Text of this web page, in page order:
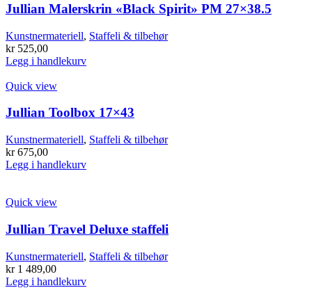
Jullian Malerskrin «Black Spirit» PM 27×38.5
Kunstnermateriell, Staffeli & tilbehør
kr525,00
Legg i handlekurv
Quick view
Jullian Toolbox 17×43
Kunstnermateriell, Staffeli & tilbehør
kr675,00
Legg i handlekurv
Quick view
Jullian Travel Deluxe staffeli
Kunstnermateriell, Staffeli & tilbehør
kr1 489,00
Legg i handlekurv